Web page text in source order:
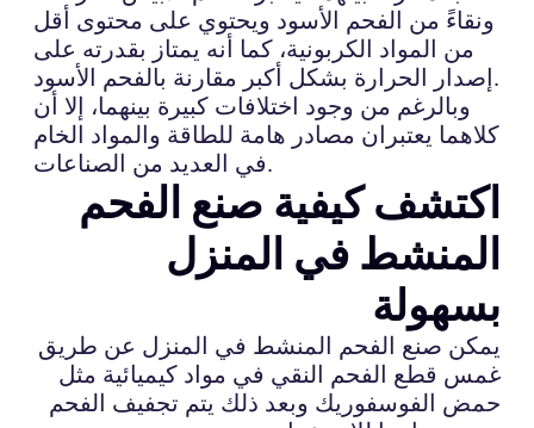
ونقاءً من الفحم الأسود ويحتوي على محتوى أقل
من المواد الكربونية، كما أنه يمتاز بقدرته على
إصدار الحرارة بشكل أكبر مقارنة بالفحم الأسود.
وبالرغم من وجود اختلافات كبيرة بينهما، إلا أن
كلاهما يعتبران مصادر هامة للطاقة والمواد الخام
في العديد من الصناعات.
اكتشف كيفية صنع الفحم
المنشط في المنزل
بسهولة
يمكن صنع الفحم المنشط في المنزل عن طريق
غمس قطع الفحم النقي في مواد كيميائية مثل
حمض الفوسفوريك وبعد ذلك يتم تجفيف الفحم